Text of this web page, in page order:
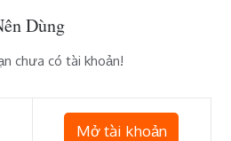
Dùng
chưa có tài khoản!
Mở tài khoản